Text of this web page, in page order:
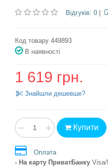
Відгуків: 0
Код товару 449893
В наявності
1 619 грн.
Знайшли дешевше?
− + Купити
Оплата
- На карту ПриватБанку Visa/